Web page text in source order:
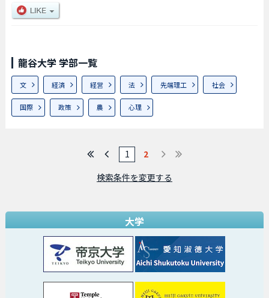
龍谷大学 学部一覧
文 経済 経営 法 先端理工 社会
国際 政策 農 心理
1
2
検索条件を変更する
大学